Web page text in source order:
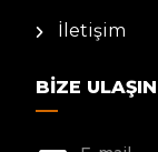
İletişim
BIZE ULAŞIN